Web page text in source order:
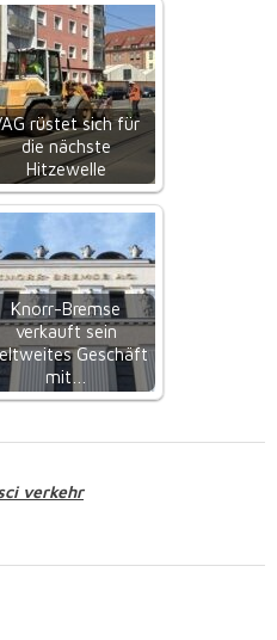
rüstet sich für
die nächste
Hitzewelle
Knorr-Bremse
verkauft sein
Geschäft
mit…
verkehr